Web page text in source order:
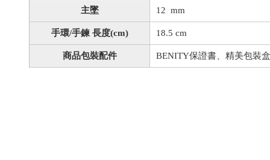
主墜 12 mm
手環/手鍊 長度(cm) 18.5 cm
商品包裝配件 BENITY保證書、精美包裝